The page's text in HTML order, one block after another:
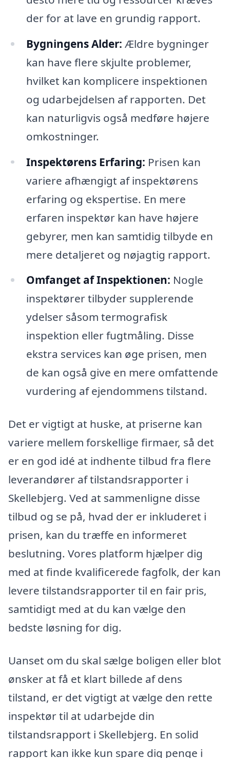
der for at lave en grundig rapport.
Bygningens Alder: Ældre bygninger
kan have flere skjulte problemer,
hvilket kan komplicere inspektionen
og udarbejdelsen af rapporten. Det
kan naturligvis også medføre højere
omkostninger.
Inspektørens Erfaring: Prisen kan
variere afhængigt af inspektørens
erfaring og ekspertise. En mere
erfaren inspektør kan have højere
gebyrer, men kan samtidig tilbyde en
mere detaljeret og nøjagtig rapport.
Omfanget af Inspektionen: Nogle
inspektører tilbyder supplerende
ydelser såsom termografisk
inspektion eller fugtmåling. Disse
ekstra services kan øge prisen, men
de kan også give en mere omfattende
vurdering af ejendommens tilstand.
Det er vigtigt at huske, at priserne kan
variere mellem forskellige firmaer, så det
er en god idé at indhente tilbud fra flere
leverandører af tilstandsrapporter i
Skellebjerg. Ved at sammenligne disse
tilbud og se på, hvad der er inkluderet i
prisen, kan du træffe en informeret
beslutning. Vores platform hjælper dig
med at finde kvalificerede fagfolk, der kan
levere tilstandsrapporter til en fair pris,
samtidigt med at du kan vælge den
bedste løsning for dig.
Uanset om du skal sælge boligen eller blot
ønsker at få et klart billede af dens
tilstand, er det vigtigt at vælge den rette
inspektør til at udarbejde din
tilstandsrapport i Skellebjerg. En solid
rapport kan ikke kun spare dig penge i